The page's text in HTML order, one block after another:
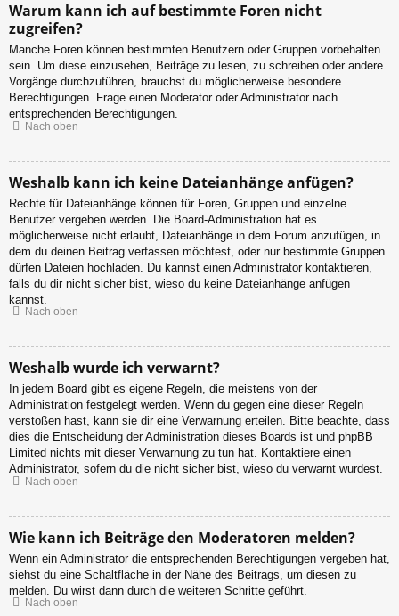
Warum kann ich auf bestimmte Foren nicht
zugreifen?
Manche Foren können bestimmten Benutzern oder Gruppen vorbehalten
sein. Um diese einzusehen, Beiträge zu lesen, zu schreiben oder andere
Vorgänge durchzuführen, brauchst du möglicherweise besondere
Berechtigungen. Frage einen Moderator oder Administrator nach
entsprechenden Berechtigungen.
Nach oben
Weshalb kann ich keine Dateianhänge anfügen?
Rechte für Dateianhänge können für Foren, Gruppen und einzelne
Benutzer vergeben werden. Die Board-Administration hat es
möglicherweise nicht erlaubt, Dateianhänge in dem Forum anzufügen, in
dem du deinen Beitrag verfassen möchtest, oder nur bestimmte Gruppen
dürfen Dateien hochladen. Du kannst einen Administrator kontaktieren,
falls du dir nicht sicher bist, wieso du keine Dateianhänge anfügen
kannst.
Nach oben
Weshalb wurde ich verwarnt?
In jedem Board gibt es eigene Regeln, die meistens von der
Administration festgelegt werden. Wenn du gegen eine dieser Regeln
verstoßen hast, kann sie dir eine Verwarnung erteilen. Bitte beachte, dass
dies die Entscheidung der Administration dieses Boards ist und phpBB
Limited nichts mit dieser Verwarnung zu tun hat. Kontaktiere einen
Administrator, sofern du die nicht sicher bist, wieso du verwarnt wurdest.
Nach oben
Wie kann ich Beiträge den Moderatoren melden?
Wenn ein Administrator die entsprechenden Berechtigungen vergeben hat,
siehst du eine Schaltfläche in der Nähe des Beitrags, um diesen zu
melden. Du wirst dann durch die weiteren Schritte geführt.
Nach oben